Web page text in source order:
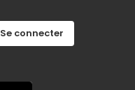
Se connecter